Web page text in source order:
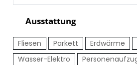
Ausstattung
Fliesen Parkett Erdwärme
Wasser-Elektro